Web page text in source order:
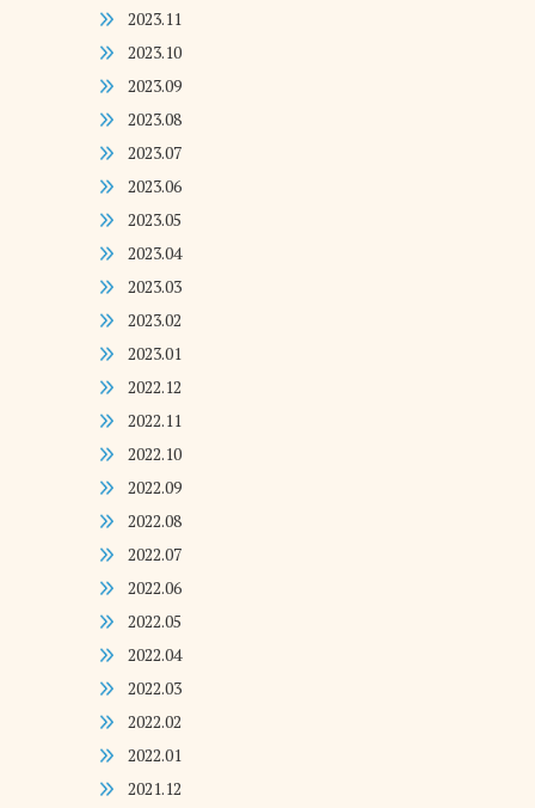
2023.11
2023.10
2023.09
2023.08
2023.07
2023.06
2023.05
2023.04
2023.03
2023.02
2023.01
2022.12
2022.11
2022.10
2022.09
2022.08
2022.07
2022.06
2022.05
2022.04
2022.03
2022.02
2022.01
2021.12